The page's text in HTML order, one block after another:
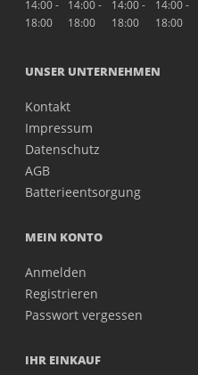
14:00 -
18:00
14:00 -
18:00
14:00 -
18:00
14:00 -
18:00
UNSER UNTERNEHMEN
Kontakt
Impressum
Datenschutz
AGB
Batterieentsorgung
MEIN KONTO
Anmelden
Registrieren
Passwort vergessen
IHR EINKAUF